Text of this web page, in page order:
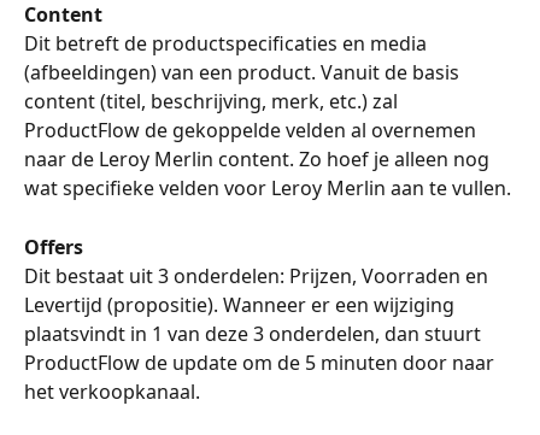
Content
Dit betreft de productspecificaties en media
(afbeeldingen) van een product. Vanuit de basis
content (titel, beschrijving, merk, etc.) zal
ProductFlow de gekoppelde velden al overnemen
naar de Leroy Merlin content. Zo hoef je alleen nog
wat specifieke velden voor Leroy Merlin aan te vullen.
Offers
Dit bestaat uit 3 onderdelen: Prijzen, Voorraden en
Levertijd (propositie). Wanneer er een wijziging
plaatsvindt in 1 van deze 3 onderdelen, dan stuurt
ProductFlow de update om de 5 minuten door naar
het verkoopkanaal.